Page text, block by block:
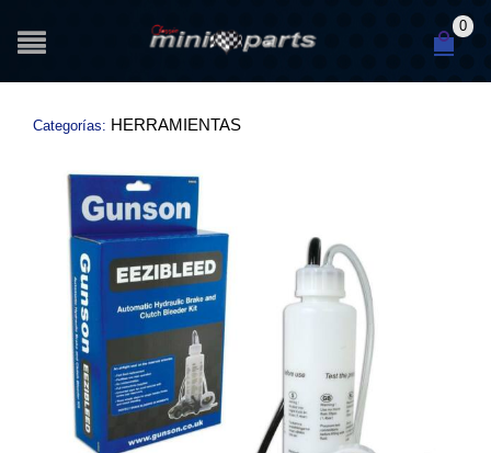
0
Categorías: HERRAMIENTAS